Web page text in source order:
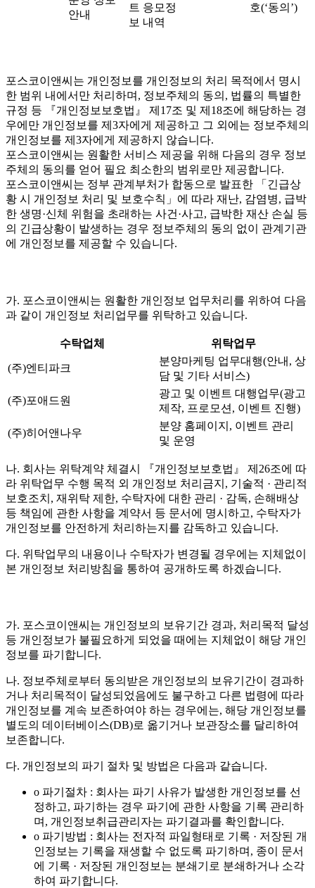
안내
트 응모정
보 내역
호(‘동의’)
포스코이앤씨는 개인정보를 개인정보의 처리 목적에서 명시
한 범위 내에서만 처리하며, 정보주체의 동의, 법률의 특별한
규정 등 『개인정보보호법』 제17조 및 제18조에 해당하는 경
우에만 개인정보를 제3자에게 제공하고 그 외에는 정보주체의
개인정보를 제3자에게 제공하지 않습니다.
포스코이앤씨는 원활한 서비스 제공을 위해 다음의 경우 정보
주체의 동의를 얻어 필요 최소한의 범위로만 제공합니다.
포스코이앤씨는 정부 관계부처가 합동으로 발표한 「긴급상
황 시 개인정보 처리 및 보호수칙」에 따라 재난, 감염병, 급박
한 생명·신체 위험을 초래하는 사건·사고, 급박한 재산 손실 등
의 긴급상황이 발생하는 경우 정보주체의 동의 없이 관계기관
에 개인정보를 제공할 수 있습니다.
가. 포스코이앤씨는 원활한 개인정보 업무처리를 위하여 다음
과 같이 개인정보 처리업무를 위탁하고 있습니다.
수탁업체 위탁업무
(주)엔티파크
분양마케팅 업무대행(안내, 상
담 및 기타 서비스)
(주)포애드원
광고 및 이벤트 대행업무(광고
제작, 프로모션, 이벤트 진행)
(주)히어앤나우
분양 홈페이지, 이벤트 관리
및 운영
나. 회사는 위탁계약 체결시 『개인정보보호법』 제26조에 따
라 위탁업무 수행 목적 외 개인정보 처리금지, 기술적 · 관리적
보호조치, 재위탁 제한, 수탁자에 대한 관리 · 감독, 손해배상
등 책임에 관한 사항을 계약서 등 문서에 명시하고, 수탁자가
개인정보를 안전하게 처리하는지를 감독하고 있습니다.
다. 위탁업무의 내용이나 수탁자가 변경될 경우에는 지체없이
본 개인정보 처리방침을 통하여 공개하도록 하겠습니다.
가. 포스코이앤씨는 개인정보의 보유기간 경과, 처리목적 달성
등 개인정보가 불필요하게 되었을 때에는 지체없이 해당 개인
정보를 파기합니다.
나. 정보주체로부터 동의받은 개인정보의 보유기간이 경과하
거나 처리목적이 달성되었음에도 불구하고 다른 법령에 따라
개인정보를 계속 보존하여야 하는 경우에는, 해당 개인정보를
별도의 데이터베이스(DB)로 옮기거나 보관장소를 달리하여
보존합니다.
다. 개인정보의 파기 절차 및 방법은 다음과 같습니다.
o 파기절차 : 회사는 파기 사유가 발생한 개인정보를 선
정하고, 파기하는 경우 파기에 관한 사항을 기록 관리하
며, 개인정보취급관리자는 파기결과를 확인합니다.
o 파기방법 : 회사는 전자적 파일형태로 기록 · 저장된 개
인정보는 기록을 재생할 수 없도록 파기하며, 종이 문서
에 기록 · 저장된 개인정보는 분쇄기로 분쇄하거나 소각
하여 파기합니다.